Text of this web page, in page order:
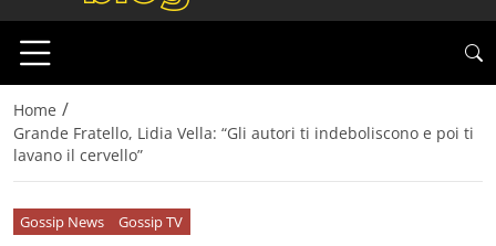
Home /
Grande Fratello, Lidia Vella: “Gli autori ti indeboliscono e poi ti
lavano il cervello”
Gossip News Gossip TV